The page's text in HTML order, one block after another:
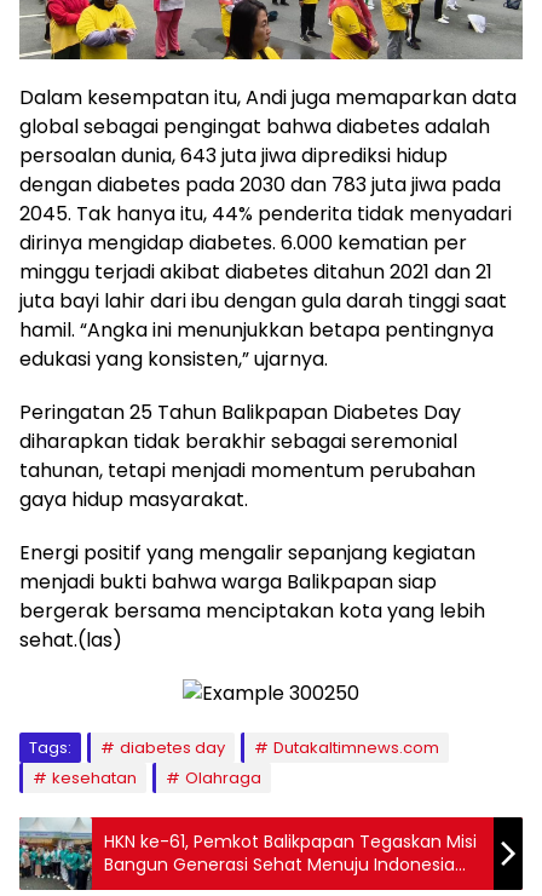
Dalam kesempatan itu, Andi juga memaparkan data
global sebagai pengingat bahwa diabetes adalah
persoalan dunia, 643 juta jiwa diprediksi hidup
dengan diabetes pada 2030 dan 783 juta jiwa pada
2045. Tak hanya itu, 44% penderita tidak menyadari
dirinya mengidap diabetes. 6.000 kematian per
minggu terjadi akibat diabetes ditahun 2021 dan 21
juta bayi lahir dari ibu dengan gula darah tinggi saat
hamil. “Angka ini menunjukkan betapa pentingnya
edukasi yang konsisten,” ujarnya.
Peringatan 25 Tahun Balikpapan Diabetes Day
diharapkan tidak berakhir sebagai seremonial
tahunan, tetapi menjadi momentum perubahan
gaya hidup masyarakat.
Energi positif yang mengalir sepanjang kegiatan
menjadi bukti bahwa warga Balikpapan siap
bergerak bersama menciptakan kota yang lebih
sehat.(las)
Tags: diabetes day
Dutakaltimnews.com
kesehatan
Olahraga
HKN ke-61, Pemkot Balikpapan Tegaskan Misi
Bangun Generasi Sehat Menuju Indonesia
Emas 2045